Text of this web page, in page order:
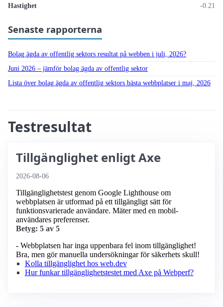
Hastighet
-0.21
Senaste rapporterna
Bolag ägda av offentlig sektors resultat på webben i juli, 2026?
Juni 2026 – jämför bolag ägda av offentlig sektor
Lista över bolag ägda av offentlig sektors bästa webbplatser i maj, 2026
Testresultat
Tillgänglighet enligt Axe
2026-08-06
Tillgänglighetstest genom Google Lighthouse om
webbplatsen är utformad på ett tillgängligt sätt för
funktionsvarierade användare. Mäter med en mobil­
användares preferenser.
Betyg: 5 av 5
- Webbplatsen har inga uppenbara fel inom tillgänglighet!
Bra, men gör manuella undersökningar för säkerhets skull!
Kolla tillgänglighet hos web.dev
Hur funkar tillgänglighetstestet med Axe på Webperf?